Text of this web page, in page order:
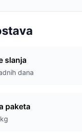
slanja
dana
paketa
kg